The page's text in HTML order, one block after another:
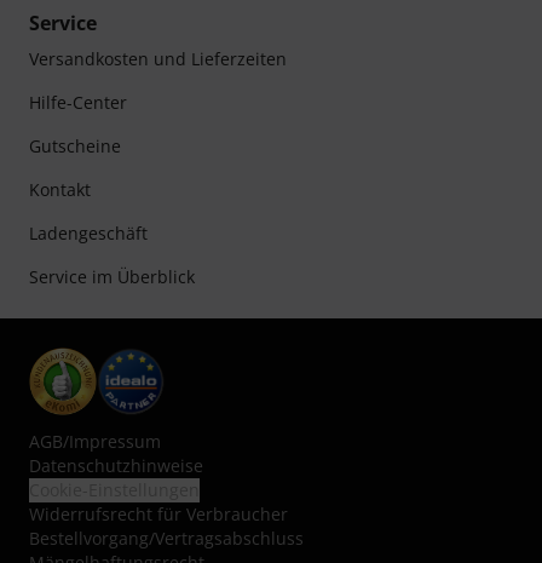
Service
Versandkosten und Lieferzeiten
Hilfe-Center
Gutscheine
Kontakt
Ladengeschäft
Service im Überblick
AGB/Impressum
Datenschutzhinweise
Widerrufsrecht für Verbraucher
Bestellvorgang/Vertragsabschluss